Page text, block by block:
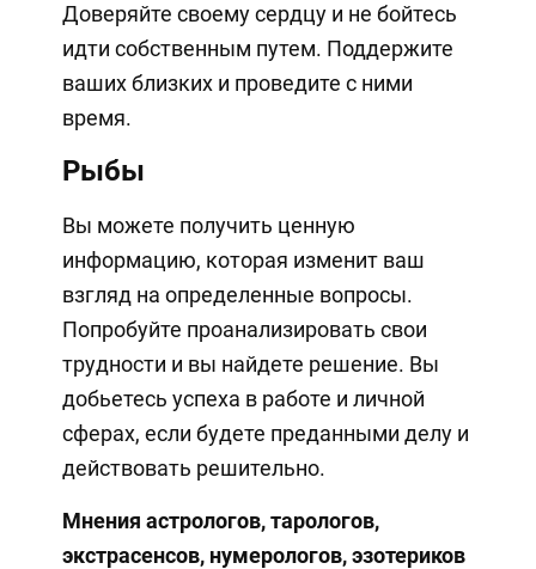
Доверяйте своему сердцу и не бойтесь
идти собственным путем. Поддержите
ваших близких и проведите с ними
время.
Рыбы
Вы можете получить ценную
информацию, которая изменит ваш
взгляд на определенные вопросы.
Попробуйте проанализировать свои
трудности и вы найдете решение. Вы
добьетесь успеха в работе и личной
сферах, если будете преданными делу и
действовать решительно.
Мнения астрологов, тарологов,
экстрасенсов, нумерологов, эзотериков